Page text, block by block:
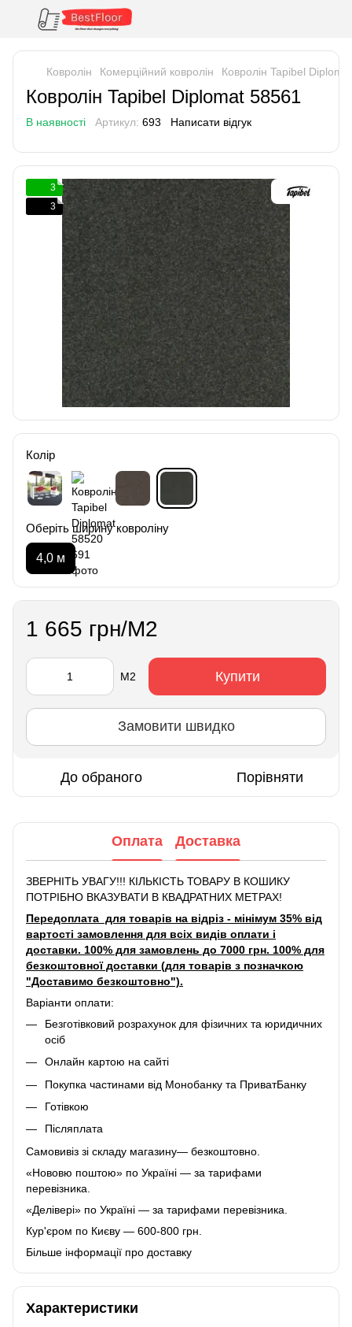
Ковролін Комерційний ковролін Ковролін Tapibel
Ковролін Tapibel Diplomat 58561
В наявності Артикул: 693 Написати відгук
3
3
Колір
Оберіть ширину ковроліну
4,0 м
1 665 грн/М2
М2 Купити
Замовити швидко
До обраного Порівняти
Оплата Доставка
ЗВЕРНІТЬ УВАГУ!!! КІЛЬКІСТЬ ТОВАРУ В КОШИКУ
ПОТРІБНО ВКАЗУВАТИ В КВАДРАТНИХ МЕТРАХ!
Передоплата для товарів на відріз - мінімум 35% від
вартості замовлення для всіх видів оплати і
доставки. 100% для замовлень до 7000 грн. 100% для
безкоштовної доставки (для товарів з позначкою
"Доставимо безкоштовно").
Варіанти оплати:
Безготівковий розрахунок для фізичних та юридичних
осіб
Онлайн картою на сайті
Покупка частинами від Монобанку та ПриватБанку
Готівкою
Післяплата
Самовивіз зі складу магазину— безкоштовно.
«Нововю поштою» по Україні — за тарифами
перевізника.
«Делівері» по Україні — за тарифами перевізника.
Кур'єром по Києву — 600-800 грн.
Більше інформації про доставку
Характеристики